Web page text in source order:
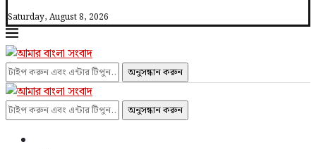
Saturday, August 8, 2026
অনুসন্ধান করুন
অনুসন্ধান করুন